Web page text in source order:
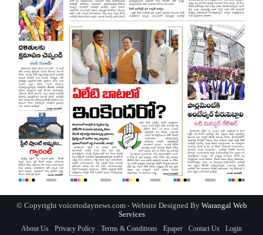
© Copyright voicetodaynews.com - Website Designed By Warangal Web
Services
About Us Privacy Policy Terms & Conditions Epaper Contact Us Login